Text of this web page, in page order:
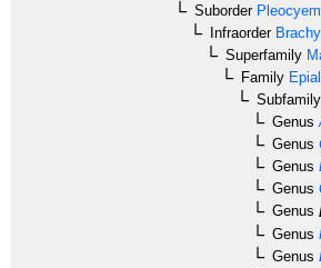
Suborder
Infraorder
Superfamily
Family
Subfamily
Genus
Genus
Genus
Genus
Genus
Genus
Genus